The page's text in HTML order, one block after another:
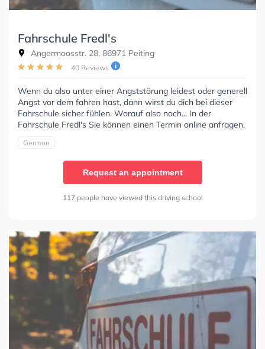
Fahrschule Fredl's
Angermoosstr. 28, 86971 Peiting
40 Reviews
Wenn du also unter einer Angststörung leidest oder generell
Angst vor dem fahren hast, dann wirst du dich bei dieser
Fahrschule sicher fühlen. Worauf also noch... In der
Fahrschule Fredl's Sie können einen Termin online anfragen.
German
Request an appointment
117 people have viewed this driving school